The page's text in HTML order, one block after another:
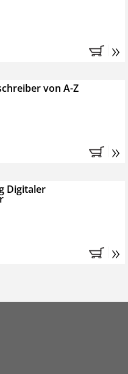
Profipaket im
(inkl. der derzeitig
tun, das
es entstehen keine
»
von A-Z
»
Digitaler
»